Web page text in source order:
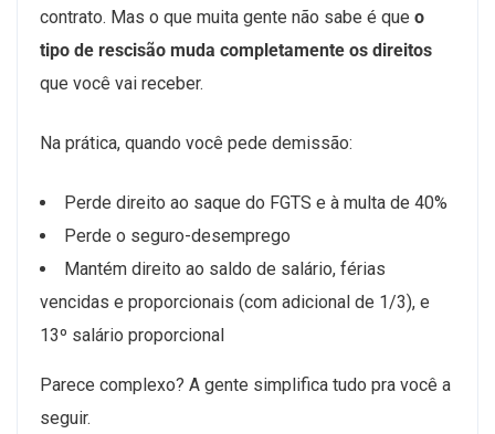
contrato. Mas o que muita gente não sabe é que o
tipo de rescisão muda completamente os direitos
que você vai receber.
Na prática, quando você pede demissão:
Perde direito ao saque do FGTS e à multa de 40%
Perde o seguro-desemprego
Mantém direito ao saldo de salário, férias
vencidas e proporcionais (com adicional de 1/3), e
13º salário proporcional
Parece complexo? A gente simplifica tudo pra você a
seguir.